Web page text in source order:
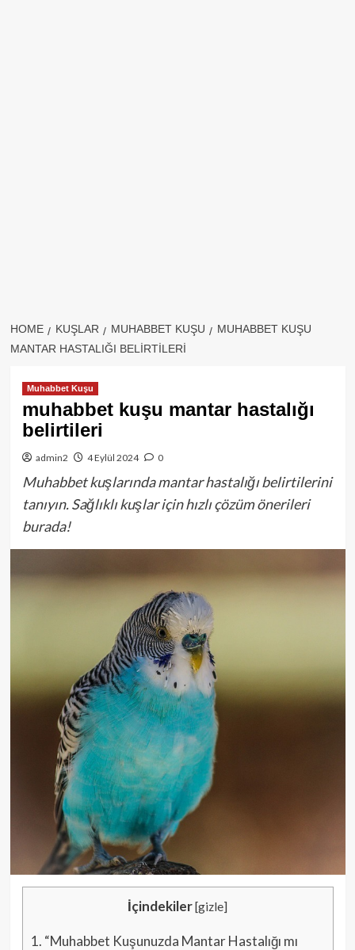
HOME KUŞLAR MUHABBET KUŞU
MUHABBET KUŞU
MANTAR HASTALIĞI BELIRTILERI
Muhabbet Kuşu
muhabbet kuşu mantar hastalığı
belirtileri
admin2 4 Eylül 2024 0
Muhabbet kuşlarında mantar hastalığı belirtilerini
tanıyın. Sağlıklı kuşlar için hızlı çözüm önerileri
burada!
İçindekiler[gizle]
1. “Muhabbet Kuşunuzda Mantar Hastalığı mı